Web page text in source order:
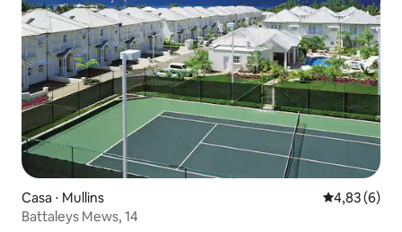
Casa ⋅ Mullins 4,83 de uma
4,83 (6)
Battaleys Mews, 14